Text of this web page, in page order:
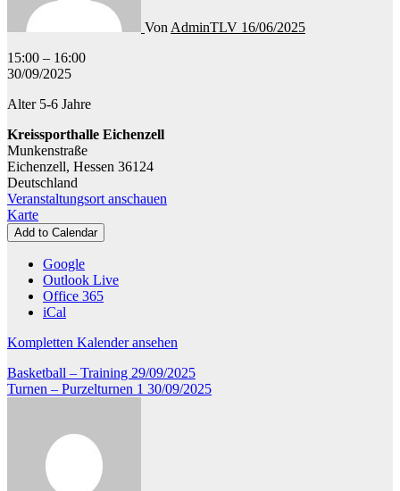
Von AdminTLV 16/06/2025
Turnen
-
15:00 – 16:00
30/09/2025
Alter 5-6 Jahre
Kreissporthalle Eichenzell
Munkenstraße
Eichenzell, Hessen 36124
Deutschland
Veranstaltungsort anschauen
KarteKreissporthalle
Eichenzell
Add to Calendar
Google
Outlook Live
Office 365
iCal
Kompletten Kalender ansehen
Beitragsnavigation
Basketball – Training 29/09/2025
Turnen – Purzelturnen 1 30/09/2025